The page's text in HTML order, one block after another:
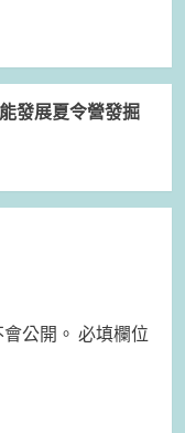
發展夏令營發掘
公開。 必填欄位